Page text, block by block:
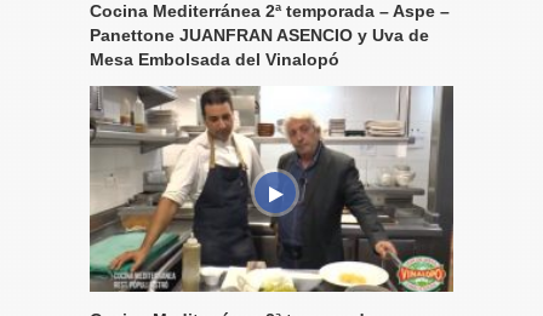
Cocina Mediterránea 2ª temporada – Aspe –
Panettone JUANFRAN ASENCIO y Uva de
Mesa Embolsada del Vinalopó